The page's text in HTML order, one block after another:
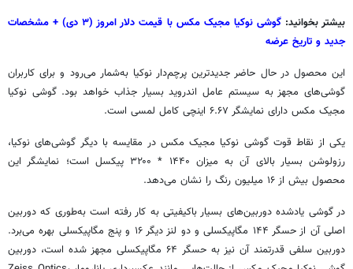
بیشتر بخوانید:
گوشی نوکیا مجیک مکس با قیمت دلار امروز (۳ دی) + مشخصات
جدید و تاریخ عرضه
این محصول در حال حاضر جدیدترین پرچم‌دار نوکیا به‌شمار می‌رود و برای کاربران
گوشی‌های مجهز به سیستم عامل اندروید بسیار جذاب خواهد بود. گوشی نوکیا
مجیک مکس دارای نمایشگر ۶.۶۷ اینچی کامل لمسی است.
یکی از نقاط قوت گوشی نوکیا مجیک مکس در مقایسه با دیگر گوشی‌های نوکیا،
رزولوشن بسیار بالای آن به میزان
*۳۲۰۰
پیکسل است؛ نمایشگر این
محصول بیش از ۱۶ میلیون رنگ را نشان می‌دهد.
در گوشی یادشده دوربین‌های بسیار باکیفیتی به کار رفته است به‌طوری که دوربین
اصلی آن از حسگر ۱۴۴ مگاپیکسلی و دو لنز دیگر ۱۶ و پنج مگاپیکسلی بهره می‌برد.
دوربین سلفی قدرتمند آن نیز به حسگر ۶۴ مگاپیکسلی مجهز شده است، دوربین